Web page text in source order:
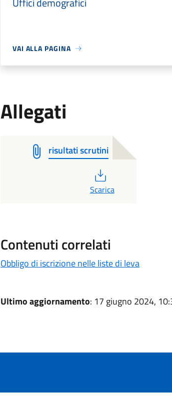
VAI ALLA PAGINA
Allegati
risultati scrutini
Scarica
Contenuti correlati
Obbligo di iscrizione nelle liste di leva
Ultimo aggiornamento: 17 giugno 2024,